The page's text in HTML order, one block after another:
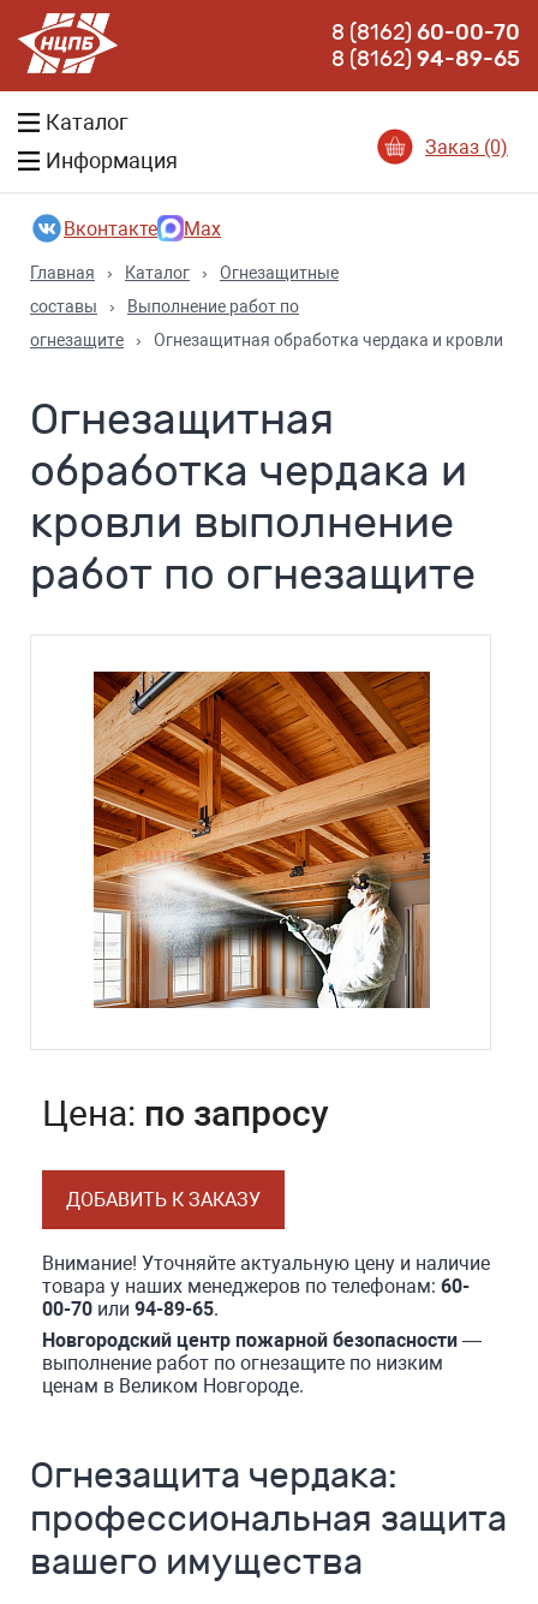
8 (8162)60-00-70
8 (8162)94-89-65
Каталог
Информация
Заказ (0)
Вконтакте Max
Главная › Каталог ›
Огнезащитные
составы
›
Выполнение работ по
огнезащите
› Огнезащитная обработка чердака и кровли
Огнезащитная
обработка чердака и
кровли выполнение
работ по огнезащите
Цена: по запросу
ДОБАВИТЬ К ЗАКАЗУ
Внимание! Уточняйте актуальную цену и наличие
товара у наших менеджеров по телефонам: 60-
00-70 или 94-89-65.
Новгородский центр пожарной безопасности —
выполнение работ по огнезащите по низким
ценам в Великом Новгороде.
Огнезащита чердака:
профессиональная защита
вашего имущества